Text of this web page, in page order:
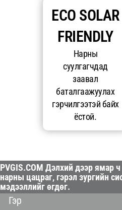
ECO SOLAR
FRIENDLY
Нарны
суулгагчдад
заавал
баталгаажуулах
гэрчилгээтэй байх
ёстой.
PVGIS.COM Дэлхий дээр ямар
нарны цацраг, гэрэл зургийн
мэдээллийг өгдөг.
Гэр